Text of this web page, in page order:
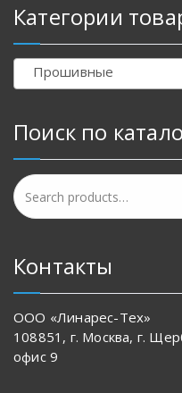
Категории
Прошивные
Поиск по
Search
for:
Контакты
ООО «Линарес-Тех»
108851, г. Москва, г.
офис 9